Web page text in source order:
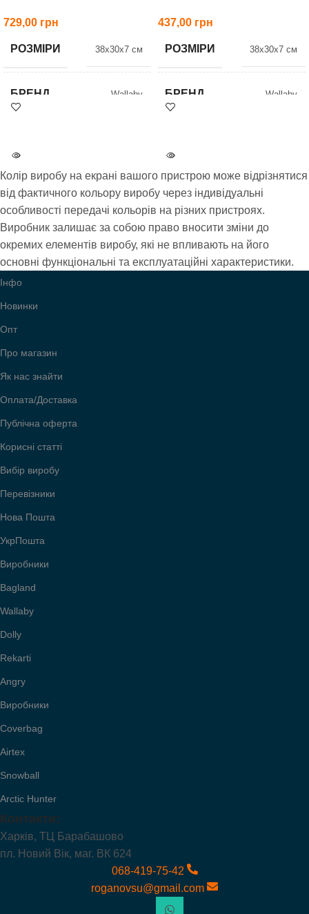
729,00
РОЗМІРИ 38x30x7 см
БРЕНД Wallaby
437,00
РОЗМІРИ 38x30x7 см
БРЕНД Wallaby
Колір виробу на екрані вашого пристрою може відрізнятися
від фактичного кольору виробу через індивідуальні
особливості передачі кольорів на різних пристроях.
Виробник залишає за собою право вносити зміни до
окремих елементів виробу, які не впливають на його
основні функціональні та експлуатаційні характеристики.
Інфо
Новинки
Опт
Про магазин
Як нас знайти
Оплата/Доставка
Публічна оферта
Корисні статті
Вибір виробу
Перевізники
Нова Пошта
УкрПошта
Виробники
Bagland
Wallaby
Dolly
Rekarti
Angry
Виробники
Coverbag
Airtex
Snowball
Arctic Hunter
Контакти:
Харків, ТЦ Барабашово
пл. Новий Вік, маг. ВК 624
068-419-75-42
roganovsu@gmail.com